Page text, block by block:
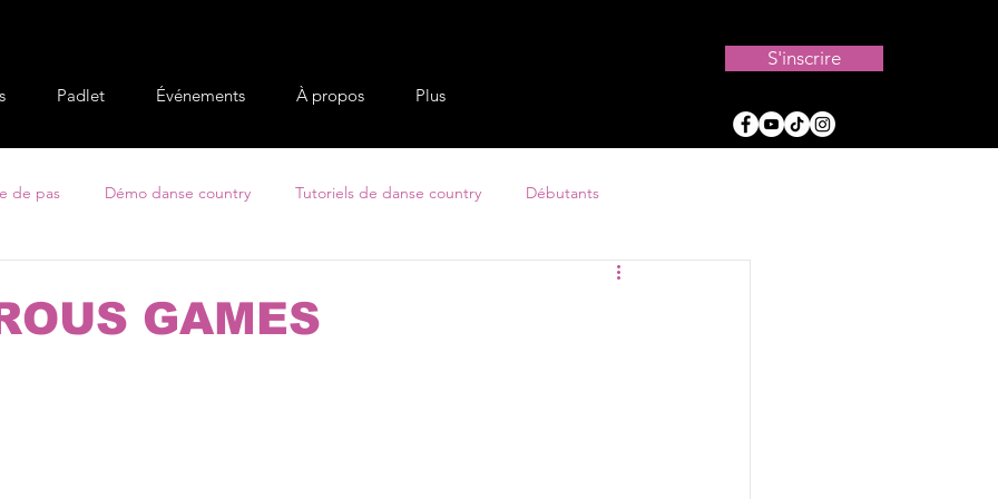
Padlet Événements À propos Plus
S'inscrire
de pas Démo danse country Tutoriels de danse country Débutants
Classic
GAMES